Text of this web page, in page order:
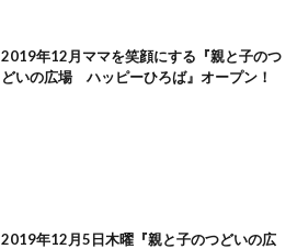
2019年12月ママを笑顔にする『親と子のつ
どいの広場 ハッピーひろば』オープン！
2019年12月5日木曜『親と子のつどいの広